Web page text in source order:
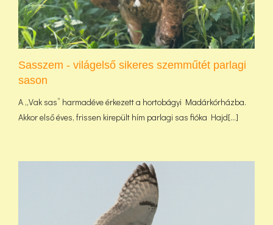
Sasszem - világelső sikeres szemműtét parlagi
sason
A „Vak sas” harmadéve érkezett a hortobágyi Madárkórházba.
Akkor első éves, frissen kirepült hím parlagi sas fióka Hajd[...]